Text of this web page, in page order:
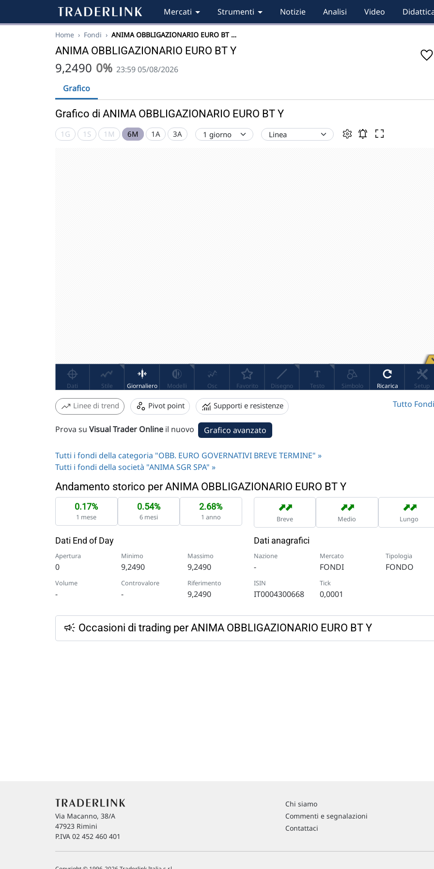
Mercati Strumenti Notizie Analisi Video
Home › Fondi › ANIMA OBBLIGAZIONARIO EURO BT …
ANIMA OBBLIGAZIONARIO EURO BT Y
9,2490 0% 23:59 05/08/2026
Grafico
Grafico di ANIMA OBBLIGAZIONARIO EURO BT Y
1G 1S 1M 6M 1A 3A
Linee di trend Pivot point Supporti e resistenze Tutto
Prova su Visual Trader Online il nuovo Grafico avanzato
Tutti i fondi della categoria "OBB. EURO GOVERNATIVI BREVE TERMINE" »
Tutti i fondi della società "ANIMA SGR SPA" »
Andamento storico per ANIMA OBBLIGAZIONARIO EURO BT Y
0.17%
1 mese
0.54%
6 mesi
2.68%
1 anno
➡
➡
Breve
➡
➡
Medio
➡
➡
Lungo
Dati End of Day
Apertura
0
Minimo
9,2490
Massimo
9,2490
Volume
-
Controvalore
-
Riferimento
9,2490
Dati anagrafici
Nazione
-
Mercato
FONDI
Tipologia
FONDO
ISIN
IT0004300668
Tick
0,0001
Occasioni di trading per ANIMA OBBLIGAZIONARIO EURO BT Y
Via Macanno, 38/A
47923 Rimini
P.IVA 02 452 460 401
Chi siamo
Commenti e segnalazioni
Contattaci